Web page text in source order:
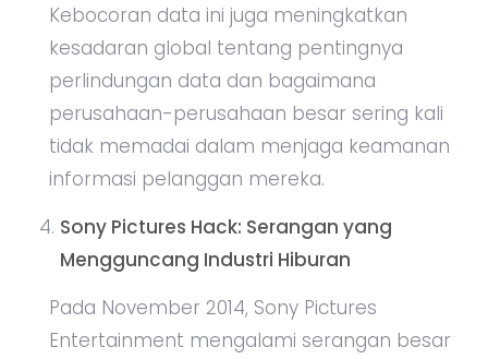
Kebocoran data ini juga meningkatkan
kesadaran global tentang pentingnya
perlindungan data dan bagaimana
perusahaan-perusahaan besar sering kali
tidak memadai dalam menjaga keamanan
informasi pelanggan mereka.
Sony Pictures Hack: Serangan yang
Mengguncang Industri Hiburan
Pada November 2014, Sony Pictures
Entertainment mengalami serangan besar